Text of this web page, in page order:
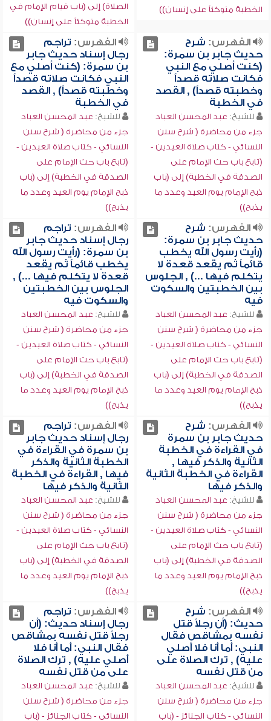
الخطبة متوكئاً على إنسان))
الصلاة) إلى (باب قيام الإمام في
الخطبة متوكئاً على إنسان))
الفهرس: شرح
حديث جابر بن سمرة:
(كنت أصلي مع النبي
فكانت صلاته قصداً
وخطبته قصداً) , القصد
في الخطبة
للشيخ: عبد المحسن العباد
جزء من محاضرة ( شرح سنن
النسائي - كتاب صلاة العيدين -
(تابع باب حث الإمام على
الصدقة في الخطبة) إلى (باب
ذبح الإمام يوم العيد وعدد ما
يذبح))
الفهرس: تراجم
رجال إسناد حديث جابر
بن سمرة: (كنت أصلي مع
النبي فكانت صلاته قصداً
وخطبته قصداً) , القصد
في الخطبة
للشيخ: عبد المحسن العباد
جزء من محاضرة ( شرح سنن
النسائي - كتاب صلاة العيدين -
(تابع باب حث الإمام على
الصدقة في الخطبة) إلى (باب
ذبح الإمام يوم العيد وعدد ما
يذبح))
الفهرس: شرح
حديث جابر بن سمرة:
(رأيت رسول الله يخطب
قائماً ثم يقعد قعدة لا
يتكلم فيها ...) , الجلوس
بين الخطبتين والسكوت
فيه
للشيخ: عبد المحسن العباد
جزء من محاضرة ( شرح سنن
النسائي - كتاب صلاة العيدين -
(تابع باب حث الإمام على
الصدقة في الخطبة) إلى (باب
ذبح الإمام يوم العيد وعدد ما
يذبح))
الفهرس: تراجم
رجال إسناد حديث جابر
بن سمرة: (رأيت رسول الله
يخطب قائماً ثم يقعد
قعدة لا يتكلم فيها ...) ,
الجلوس بين الخطبتين
والسكوت فيه
للشيخ: عبد المحسن العباد
جزء من محاضرة ( شرح سنن
النسائي - كتاب صلاة العيدين -
(تابع باب حث الإمام على
الصدقة في الخطبة) إلى (باب
ذبح الإمام يوم العيد وعدد ما
يذبح))
الفهرس: شرح
حديث جابر بن سمرة
في القراءة في الخطبة
الثانية والذكر فيها ,
القراءة في الخطبة الثانية
والذكر فيها
للشيخ: عبد المحسن العباد
جزء من محاضرة ( شرح سنن
النسائي - كتاب صلاة العيدين -
(تابع باب حث الإمام على
الصدقة في الخطبة) إلى (باب
ذبح الإمام يوم العيد وعدد ما
يذبح))
الفهرس: تراجم
رجال إسناد حديث جابر
بن سمرة في القراءة في
الخطبة الثانية والذكر
فيها , القراءة في الخطبة
الثانية والذكر فيها
للشيخ: عبد المحسن العباد
جزء من محاضرة ( شرح سنن
النسائي - كتاب صلاة العيدين -
(تابع باب حث الإمام على
الصدقة في الخطبة) إلى (باب
ذبح الإمام يوم العيد وعدد ما
يذبح))
الفهرس: شرح
حديث: (أن رجلاً قتل
نفسه بمشاقص فقال
النبي: أما أنا فلا أصلي
عليه) , ترك الصلاة على
من قتل نفسه
للشيخ: عبد المحسن العباد
جزء من محاضرة ( شرح سنن
النسائي - كتاب الجنائز - (باب
الفهرس: تراجم
رجال إسناد حديث: (أن
رجلاً قتل نفسه بمشاقص
فقال النبي: أما أنا فلا
أصلي عليه) , ترك الصلاة
على من قتل نفسه
للشيخ: عبد المحسن العباد
جزء من محاضرة ( شرح سنن
النسائي - كتاب الجنائز - (باب